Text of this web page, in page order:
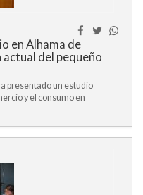
en Alhama de
del pequeño
presentado un estudio
y el consumo en